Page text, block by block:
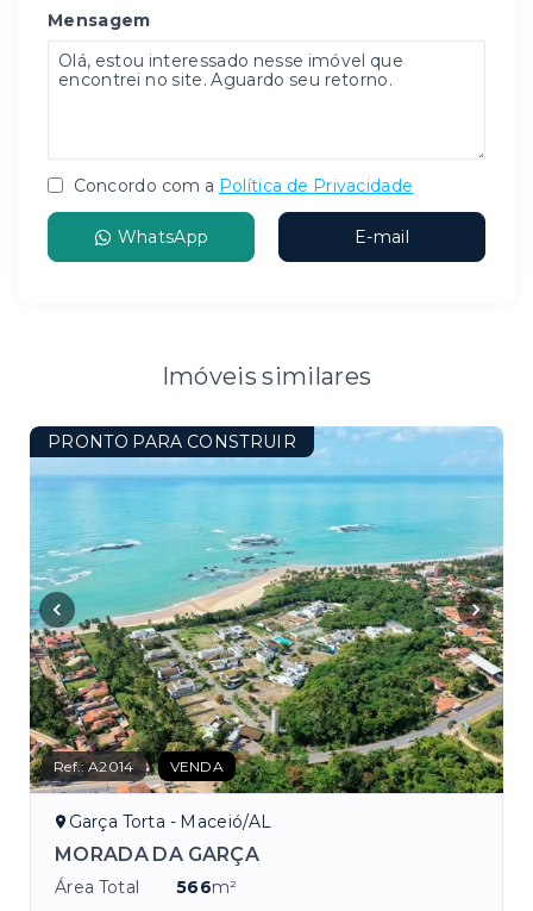
Mensagem
Concordo com a Política de Privacidade
WhatsApp E-mail
Imóveis similares
PRONTO PARA CONSTRUIR
Ref.:A2014 VENDA
Garça Torta - Maceió/AL
MORADA DA GARÇA
Área Total 566m²